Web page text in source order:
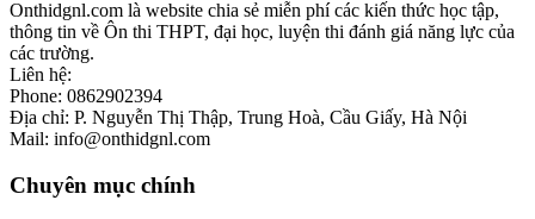
Onthidgnl.com là website chia sẻ miễn phí các kiến thức học tập,
thông tin về Ôn thi THPT, đại học, luyện thi đánh giá năng lực của
các trường.
Liên hệ:
Phone: 0862902394
Địa chỉ: P. Nguyễn Thị Thập, Trung Hoà, Cầu Giấy, Hà Nội
Mail: info@onthidgnl.com
Chuyên mục chính